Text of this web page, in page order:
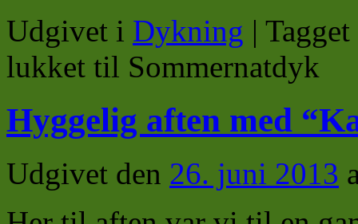
Udgivet i Dykning | Tagget
lukket til Sommernatdyk
Hyggelig aften med
Udgivet den 26. juni 2013